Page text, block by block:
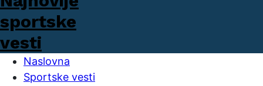
Naslovna
Sportske vesti